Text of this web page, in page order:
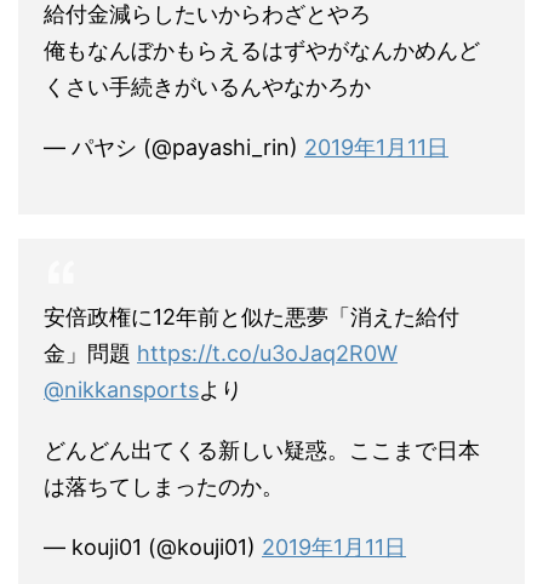
給付金減らしたいからわざとやろ
俺もなんぼかもらえるはずやがなんかめんど
くさい手続きがいるんやなかろか
— パヤシ (@payashi_rin) 2019年1月11日
安倍政権に12年前と似た悪夢「消えた給付
金」問題 https://t.co/u3oJaq2R0W
@nikkansportsより
どんどん出てくる新しい疑惑。ここまで日本
は落ちてしまったのか。
— kouji01 (@kouji01) 2019年1月11日